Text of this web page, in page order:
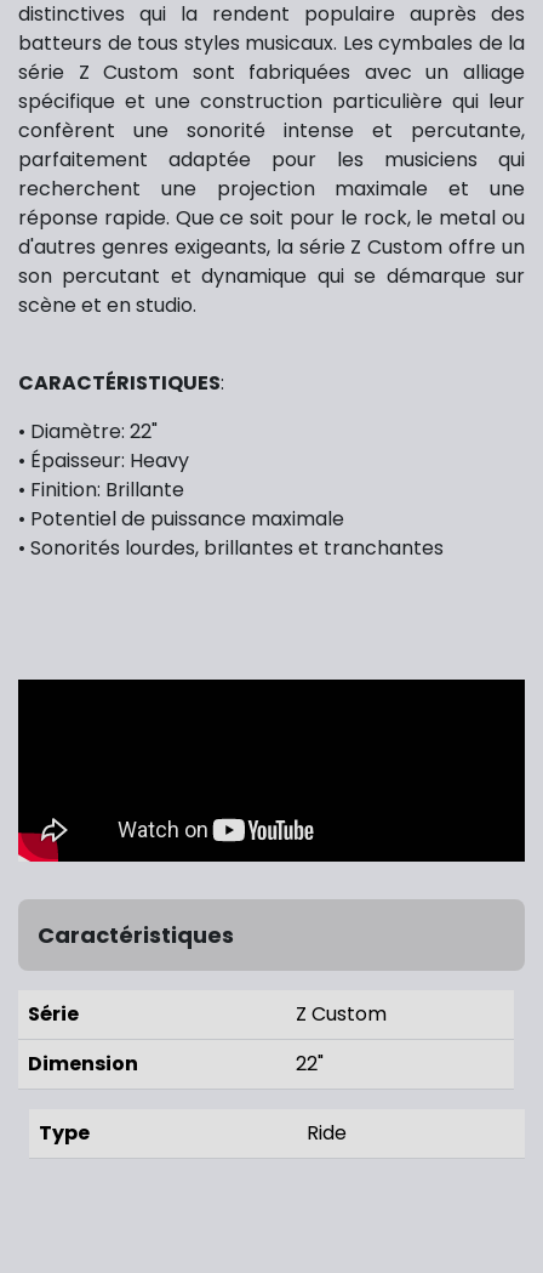
distinctives qui la rendent populaire auprès des
batteurs de tous styles musicaux. Les cymbales de la
série Z Custom sont fabriquées avec un alliage
spécifique et une construction particulière qui leur
confèrent une sonorité intense et percutante,
parfaitement adaptée pour les musiciens qui
recherchent une projection maximale et une
réponse rapide. Que ce soit pour le rock, le metal ou
d'autres genres exigeants, la série Z Custom offre un
son percutant et dynamique qui se démarque sur
scène et en studio.
CARACTÉRISTIQUES:
• Diamètre: 22"
• Épaisseur: Heavy
• Finition: Brillante
• Potentiel de puissance maximale
• Sonorités lourdes, brillantes et tranchantes
Caractéristiques
Série
Z Custom
Dimension
22"
Type Ride